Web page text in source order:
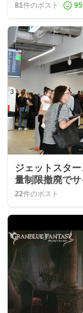
81件のポスト 95
ジェットスタ
量制限撤廃で
22件のポスト